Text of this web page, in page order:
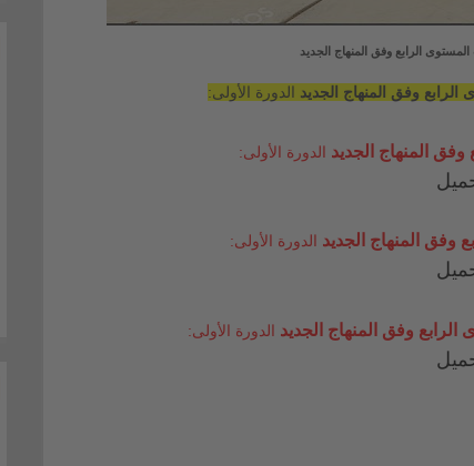
الرابع وفق المنهاج الجديد
وفق المنهاج الجديد الدورة الأولى:
وفق المنهاج الجديد الدورة الأولى:
وفق المنهاج الجديد الدورة الأولى:
وفق المنهاج الجديد الدورة الأولى: